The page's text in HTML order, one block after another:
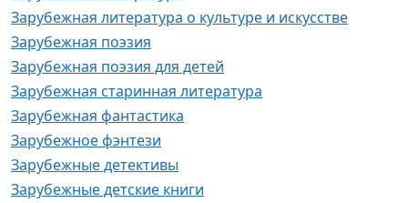
Зарубежная литература о культуре и искусстве
Зарубежная поэзия
Зарубежная поэзия для детей
Зарубежная старинная литература
Зарубежная фантастика
Зарубежное фэнтези
Зарубежные детективы
Зарубежные детские книги